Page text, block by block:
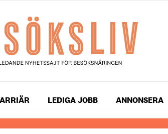
LEDIGA JOBB ANNONSERA